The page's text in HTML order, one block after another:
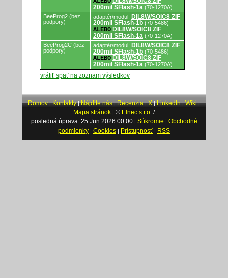
200mil SFlash-1a (70-1270A)
BeeProg2 (bez
podpory)
adaptér/modul: DIL8W/SOIC8 ZIF
200mil SFlash-1b (70-5486)
ALEBO DIL8W/SOIC8 ZIF
200mil SFlash-1a (70-1270A)
BeeProg2C (bez
podpory)
adaptér/modul: DIL8W/SOIC8 ZIF
200mil SFlash-1b (70-5486)
ALEBO DIL8W/SOIC8 ZIF
200mil SFlash-1a (70-1270A)
vrátiť späť na zoznam výsledkov
Domov|Kontakty|Nájdite nás|Recenzia|X|LinkedIn|Wiki|
Mapa stránok | © Elnec s.r.o. /
posledná úprava: 25.Jun.2026 00:00| Súkromie | Obchodné
podmienky | Cookies | Prístupnosť | RSS